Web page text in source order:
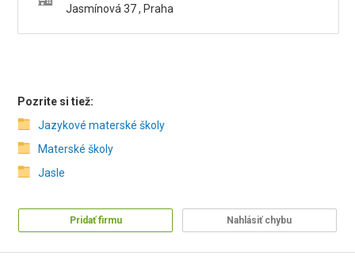
Jasmínová 37 , Praha
Pozrite si tiež:
Jazykové materské školy
Materské školy
Jasle
Pridať firmu Nahlásiť chybu